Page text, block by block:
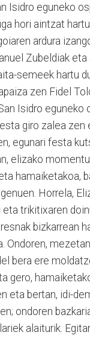
Isidro eguneko
hori aintzat
ardura
Zubeldiak
semeek hartu
zen Fidel
Isidro eguneko
giro zalea zen
egunari festa
elizako
hamaiketakoa,
Horrela,
eta trikitixaren
bizkarrean
Ondoren,
bera ere
gero,
eta bertan, idi-
ondoren
alaiturik.